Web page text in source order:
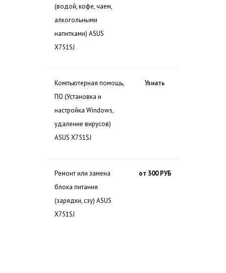
(водой, кофе, чаем,
алкогольными
напитками) ASUS
X751SJ
Компьютерная помощь,
ПО (Установка и
настройка Windows,
удаление вирусов)
ASUS X751SJ
Узнать
Ремонт или замена
блока питания
(зарядки, сзу) ASUS
X751SJ
от 300 РУБ